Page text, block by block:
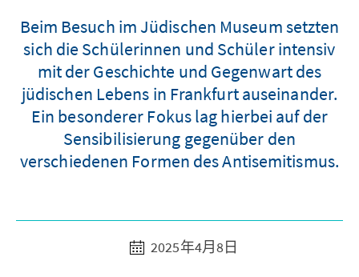
Beim Besuch im Jüdischen Museum setzten
sich die Schülerinnen und Schüler intensiv
mit der Geschichte und Gegenwart des
jüdischen Lebens in Frankfurt auseinander.
Ein besonderer Fokus lag hierbei auf der
Sensibilisierung gegenüber den
verschiedenen Formen des Antisemitismus.
2025年4月8日